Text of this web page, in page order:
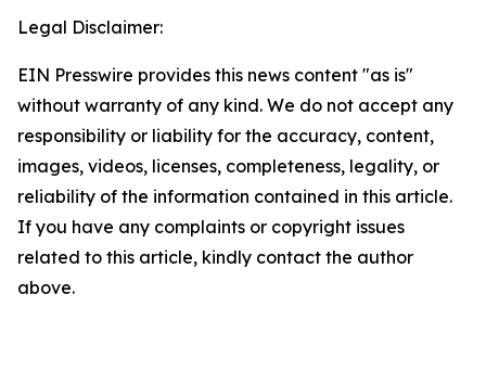
Legal Disclaimer:
EIN Presswire provides this news content "as is"
without warranty of any kind. We do not accept any
responsibility or liability for the accuracy, content,
images, videos, licenses, completeness, legality, or
reliability of the information contained in this article.
If you have any complaints or copyright issues
related to this article, kindly contact the author
above.